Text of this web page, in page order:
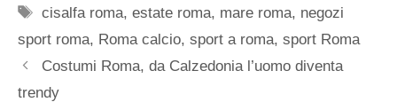
Tag
cisalfa roma,estate roma, mare roma, negozi
sport roma, Roma calcio, sport a roma, sport Roma
Costumi Roma, da Calzedonia l’uomo diventa
trendy